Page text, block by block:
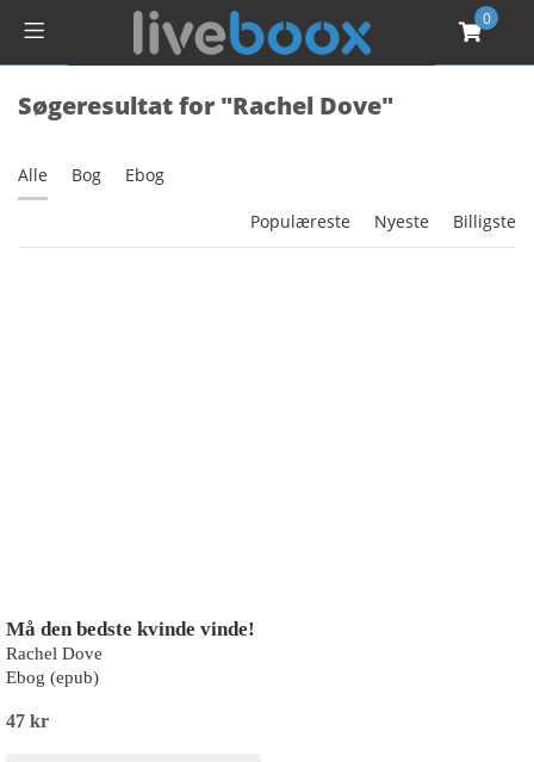
0
Søgeresultat for "Rachel Dove"
Alle Bog Ebog
Populæreste Nyeste Billigste
Må den bedste kvinde vinde!
Rachel Dove
Ebog (epub)
47 kr